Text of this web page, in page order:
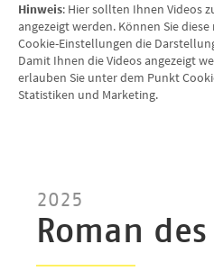
Hinweis: Hier sollten Ihnen Videos
angezeigt werden. Können Sie
Cookie-Einstellungen die
Damit Ihnen die Videos angezeigt
erlauben Sie unter dem Punkt
Statistiken und Marketing.
2025
Roman